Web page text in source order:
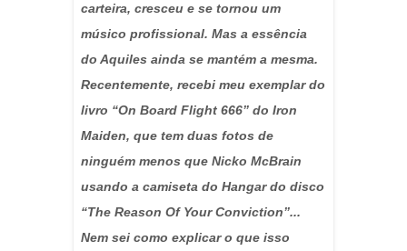
carteira, cresceu e se tornou um
músico profissional. Mas a essência
do Aquiles ainda se mantém a mesma.
Recentemente, recebi meu exemplar do
livro “On Board Flight 666” do Iron
Maiden, que tem duas fotos de
ninguém menos que Nicko McBrain
usando a camiseta do Hangar do disco
“The Reason Of Your Conviction”...
Nem sei como explicar o que isso